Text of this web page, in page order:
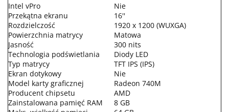
Intel vPro
Nie
Przekątna ekranu
16''
Rozdzielczość
1920 x 1200 (WUXGA)
Powierzchnia matrycy
Matowa
Jasność
300 nits
Technologia podświetlania
Diody LED
Typ matrycy
TFT IPS (IPS)
Ekran dotykowy
Nie
Model karty graficznej
Radeon 740M
Producent chipsetu
AMD
Zainstalowana pamięć RAM
8 GB